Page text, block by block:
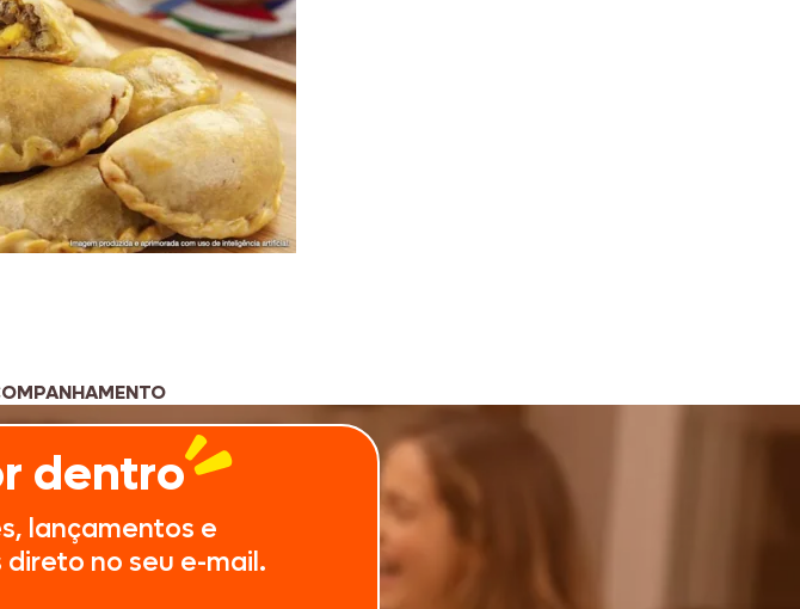
dentro
lançamentos e
no seu e-mail.